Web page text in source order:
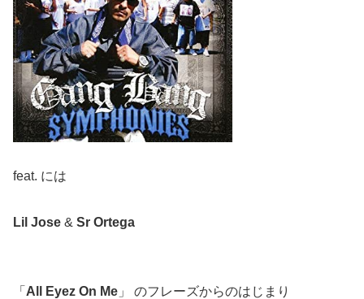
feat. には
Lil Jose & Sr Ortega
「 All Eyez On Me 」 のフレーズからのはじまり